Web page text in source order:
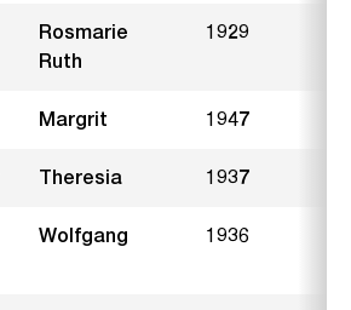
Rosmarie
Ruth
1929
Margrit 1947
Theresia 1937
Wolfgang 1936